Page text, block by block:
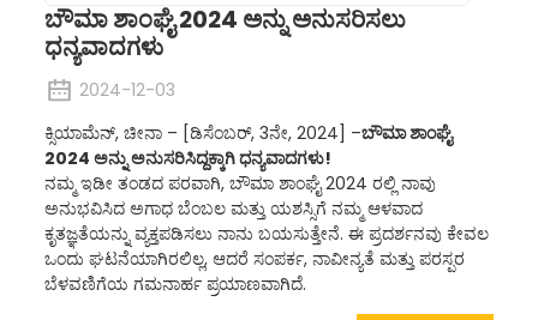
ಬೌಮಾ ಶಾಂಘೈ 2024 ಅನ್ನು ಅನುಸರಿಸಲು
ಧನ್ಯವಾದಗಳು
2024-12-03
ಕ್ಸಿಯಾಮೆನ್, ಚೀನಾ – [ಡಿಸೆಂಬರ್, 3ನೇ, 2024] –ಬೌಮಾ ಶಾಂಘೈ
2024 ಅನ್ನು ಅನುಸರಿಸಿದ್ದಕ್ಕಾಗಿ ಧನ್ಯವಾದಗಳು!
ನಮ್ಮ ಇಡೀ ತಂಡದ ಪರವಾಗಿ, ಬೌಮಾ ಶಾಂಘೈ 2024 ರಲ್ಲಿ ನಾವು
ಅನುಭವಿಸಿದ ಅಗಾಧ ಬೆಂಬಲ ಮತ್ತು ಯಶಸ್ಸಿಗೆ ನಮ್ಮ ಆಳವಾದ
ಕೃತಜ್ಞತೆಯನ್ನು ವ್ಯಕ್ತಪಡಿಸಲು ನಾನು ಬಯಸುತ್ತೇನೆ. ಈ ಪ್ರದರ್ಶನವು ಕೇವಲ
ಒಂದು ಘಟನೆಯಾಗಿರಲಿಲ್ಲ, ಆದರೆ ಸಂಪರ್ಕ, ನಾವೀನ್ಯತೆ ಮತ್ತು ಪರಸ್ಪರ
ಬೆಳವಣಿಗೆಯ ಗಮನಾರ್ಹ ಪ್ರಯಾಣವಾಗಿದೆ.